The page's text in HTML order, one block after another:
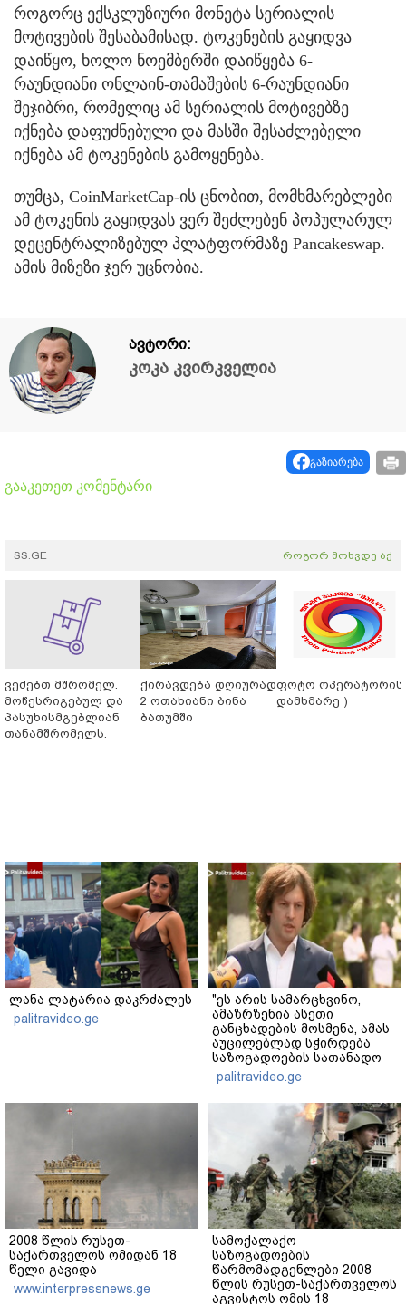
როგორც ექსკლუზიური მონეტა სერიალის
მოტივების შესაბამისად. ტოკენების გაყიდვა
დაიწყო, ხოლო ნოემბერში დაიწყება 6-
რაუნდიანი ონლაინ-თამაშების 6-რაუნდიანი
შეჯიბრი, რომელიც ამ სერიალის მოტივებზე
იქნება დაფუძნებული და მასში შესაძლებელი
იქნება ამ ტოკენების გამოყენება.
თუმცა, CoinMarketCap-ის ცნობით, მომხმარებლები
ამ ტოკენის გაყიდვას ვერ შეძლებენ პოპულარულ
დეცენტრალიზებულ პლატფორმაზე Pancakeswap.
ამის მიზეზი ჯერ უცნობია.
ავტორი:
კოკა კვირკველია
გაზიარება
გააკეთეთ კომენტარი
SS.GE როგორ მოხვდე აქ
ვეძებთ მშრომელ.
მოწესრიგებულ და
პასუხისმგებლიან
თანამშრომელს.
ქირავდება დღიურად
2 ოთახიანი ბინა
ბათუმში
ფოტო ოპერატორის
დამხმარე )
ლანა ლატარია დაკრძალეს
palitravideo.ge
"ეს არის სამარცხვინო,
ამაზრზენია ასეთი
განცხადების მოსმენა, ამას
აუცილებლად სჭირდება
საზოგადოების სათანადო
რეაქცია" - ირაკლი
კობახიძე
palitravideo.ge
2008 წლის რუსეთ-
საქართველოს ომიდან 18
წელი გავიდა
www.interpressnews.ge
სამოქალაქო
საზოგადოების
წარმომადგენლები 2008
წლის რუსეთ-საქართველოს
აგვისტოს ომის 18